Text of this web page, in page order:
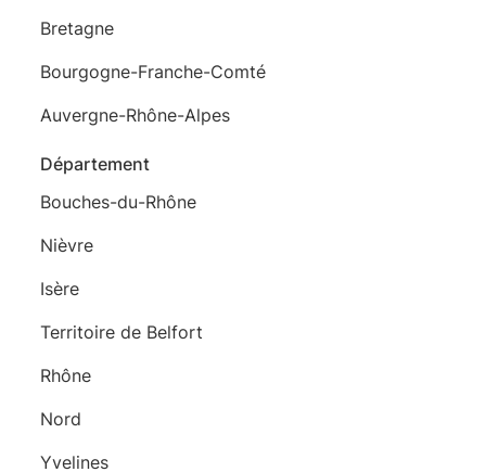
Bretagne
Bourgogne-Franche-Comté
Auvergne-Rhône-Alpes
Département
Bouches-du-Rhône
Nièvre
Isère
Territoire de Belfort
Rhône
Nord
Yvelines